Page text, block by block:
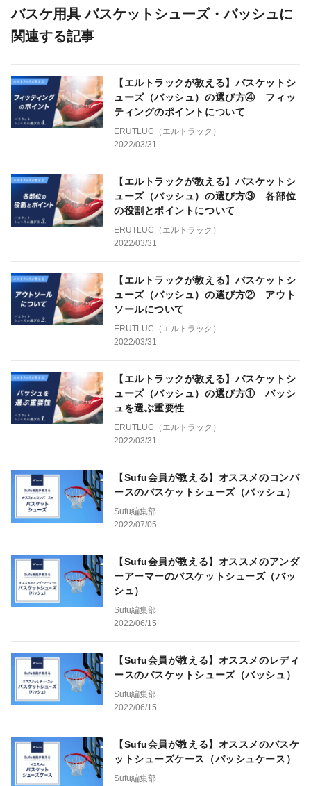
バスケ用具 バスケットシューズ・バッシュに
関連する記事
【エルトラックが教える】バスケットシ
ューズ（バッシュ）の選び方④ フィッ
ティングのポイントについて
ERUTLUC（エルトラック）
2022/03/31
【エルトラックが教える】バスケットシ
ューズ（バッシュ）の選び方③ 各部位
の役割とポイントについて
ERUTLUC（エルトラック）
2022/03/31
【エルトラックが教える】バスケットシ
ューズ（バッシュ）の選び方② アウト
ソールについて
ERUTLUC（エルトラック）
2022/03/31
【エルトラックが教える】バスケットシ
ューズ（バッシュ）の選び方① バッシ
ュを選ぶ重要性
ERUTLUC（エルトラック）
2022/03/31
【Sufu会員が教える】オススメのコンバ
ースのバスケットシューズ（バッシュ）
Sufu編集部
2022/07/05
【Sufu会員が教える】オススメのアンダ
ーアーマーのバスケットシューズ（バッ
シュ）
Sufu編集部
2022/06/15
【Sufu会員が教える】オススメのレディ
ースのバスケットシューズ（バッシュ）
Sufu編集部
2022/06/15
【Sufu会員が教える】オススメのバスケ
ットシューズケース（バッシュケース）
Sufu編集部